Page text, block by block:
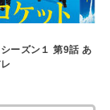
ーズン１ 第9話 あ